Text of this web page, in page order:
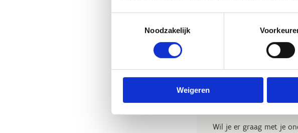
Noodzakelijk
Weigeren
Een
sportdag
Wil je er graag met je